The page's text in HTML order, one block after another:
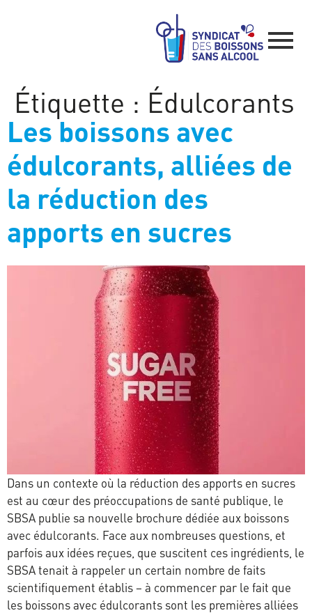
Étiquette : Édulcorants
Les boissons avec
édulcorants, alliées de
la réduction des
apports en sucres
Dans un contexte où la réduction des apports en sucres
est au cœur des préoccupations de santé publique, le
SBSA publie sa nouvelle brochure dédiée aux boissons
avec édulcorants. Face aux nombreuses questions, et
parfois aux idées reçues, que suscitent ces ingrédients, le
SBSA tenait à rappeler un certain nombre de faits
scientifiquement établis – à commencer par le fait que
les boissons avec édulcorants sont les premières alliées